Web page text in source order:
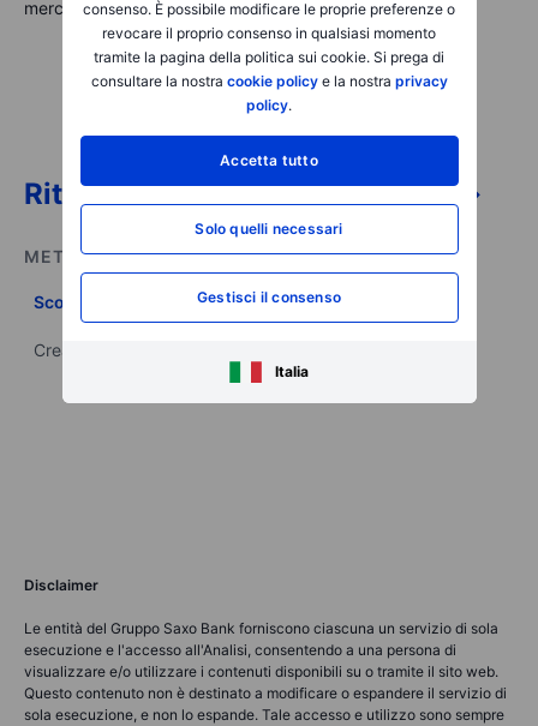
consenso. È possibile modificare le proprie preferenze o
revocare il proprio consenso in qualsiasi momento
tramite la pagina della politica sui cookie. Si prega di
consultare la nostra cookie policye la nostra privacy
policy.
Accetta tutto
Solo quelli necessari
Gestisci il consenso
Italia
mercati per aiutare nell'analisi e nel processo decisionale.
Ritorna alla pagina principale -->
METTI IN PRATICA QUANTO IMPARATO
Scopri il mondo degli investimenti
Crea il tuo portafoglio con i prodotti a disposizione
Disclaimer
Le entità del Gruppo Saxo Bank forniscono ciascuna un servizio di sola
esecuzione e l'accesso all'Analisi, consentendo a una persona di
visualizzare e/o utilizzare i contenuti disponibili su o tramite il sito web.
Questo contenuto non è destinato a modificare o espandere il servizio di
sola esecuzione, e non lo espande. Tale accesso e utilizzo sono sempre